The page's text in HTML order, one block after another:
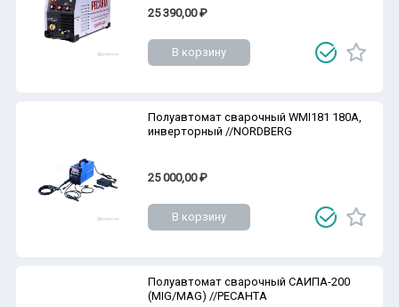
25 390,00 ₽
В корзину
Полуавтомат сварочный WMI181 180A,
инверторный //NORDBERG
25 000,00 ₽
В корзину
Полуавтомат сварочный САИПА-200
(MIG/MAG) //РЕСАНТА